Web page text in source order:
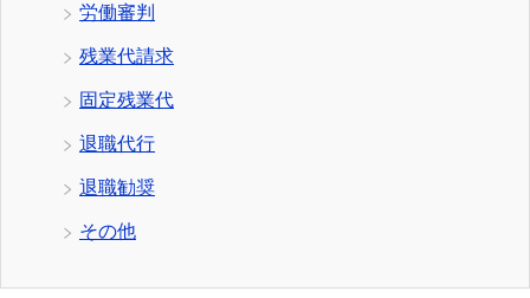
労働審判
残業代請求
固定残業代
退職代行
退職勧奨
その他